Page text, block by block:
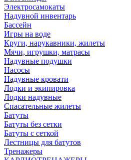
Электросамокаты
Надувной инвентарь
Бассейн
Игры на воде
Круги, нарукавники, жилеты
Мячи, игрушки, матрасы
Надувные подушки
Насосы
Надувные кровати
Лодки и экипировка
Лодки надувные
Спасательные жилеты
Батуты
Батуты без сетки
Батуты с сеткой
Лестницы для батутов
Тренажеры